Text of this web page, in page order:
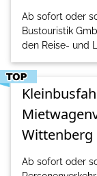
Ab sofort oder
Bustouristik
den Reise- und
Wittenberg
Ab sofort oder